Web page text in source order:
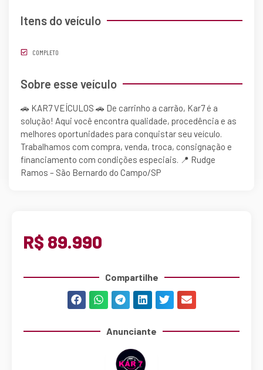
Itens do veículo
COMPLETO
Sobre esse veículo
🚗 KAR7 VEÍCULOS 🚗 De carrinho a carrão, Kar7 é a
solução! Aqui você encontra qualidade, procedência e as
melhores oportunidades para conquistar seu veículo.
Trabalhamos com compra, venda, troca, consignação e
financiamento com condições especiais. 📍 Rudge
Ramos – São Bernardo do Campo/SP
R$ 89.990
Compartilhe
Anunciante